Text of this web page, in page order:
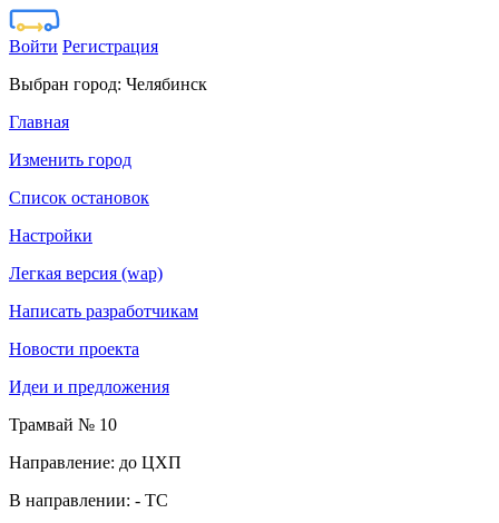
Войти Регистрация
Выбран город: Челябинск
Главная
Изменить город
Список остановок
Настройки
Легкая версия (wap)
Написать разработчикам
Новости проекта
Идеи и предложения
Трамвай № 10
Направление: до ЦХП
В направлении: - ТС